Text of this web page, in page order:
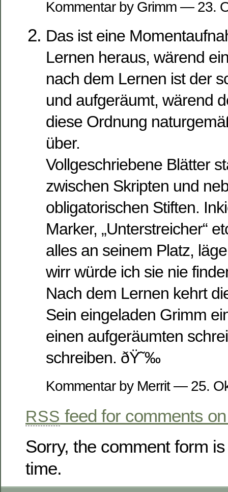
Kommentar by Grimm — 23.
Das ist eine
Lernen heraus, wärend
nach dem Lernen ist der
und aufgeräumt, wärend
diese Ordnung
über.
Vollgeschriebene Blätter
zwischen Skripten und
obligatorischen Stiften.
Marker, „Unterstreicher“
alles an seinem Platz,
wirr würde ich sie nie
Nach dem Lernen kehrt
Sein eingeladen Grimm
einen aufgeräumten
schreiben. ðŸ˜‰
Kommentar by Merrit — 25.
RSS feed for comments
Sorry, the comment form
time.